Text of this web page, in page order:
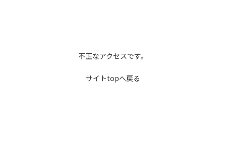
不正なアクセスです。
サイトtopへ戻る